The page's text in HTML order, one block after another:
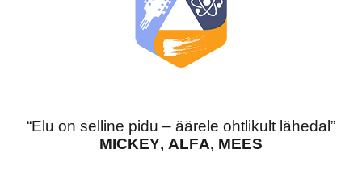
“Elu on selline pidu – äärele ohtlikult lähedal”
MICKEY, ALFA, MEES